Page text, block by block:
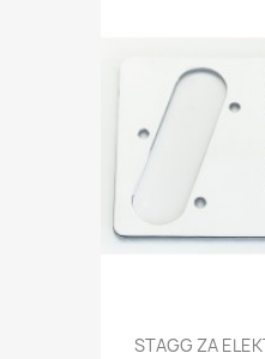
STAGG ZA